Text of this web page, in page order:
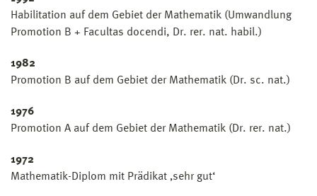
Habilitation auf dem Gebiet der Mathematik (Umwandlung
Promotion B + Facultas docendi, Dr. rer. nat. habil.)
1982
Promotion B auf dem Gebiet der Mathematik (Dr. sc. nat.)
1976
Promotion A auf dem Gebiet der Mathematik (Dr. rer. nat.)
1972
Mathematik-Diplom mit Prädikat ‚sehr gut‘